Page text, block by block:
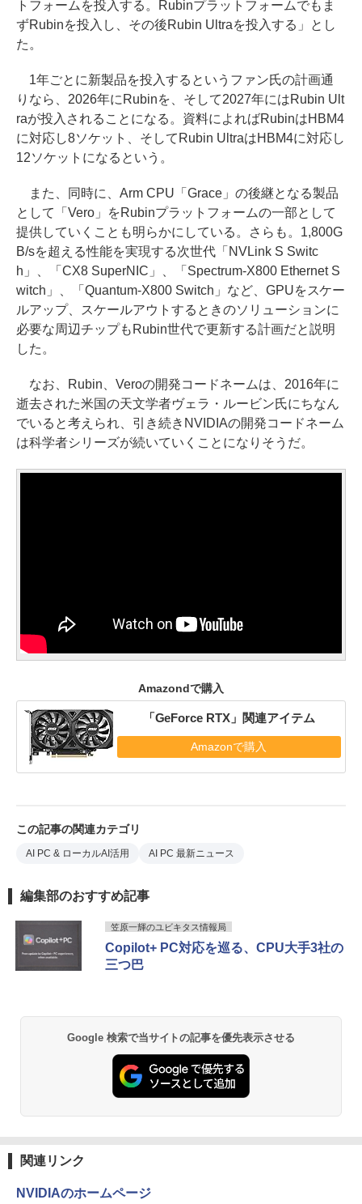
トフォームを投入する。Rubinプラットフォームでもま
ずRubinを投入し、その後Rubin Ultraを投入する」とし
た。
1年ごとに新製品を投入するというファン氏の計画通
りなら、2026年にRubinを、そして2027年にはRubin Ult
raが投入されることになる。資料によればRubinはHBM4
に対応し8ソケット、そしてRubin UltraはHBM4に対応し
12ソケットになるという。
また、同時に、Arm CPU「Grace」の後継となる製品
として「Vero」をRubinプラットフォームの一部として
提供していくことも明らかにしている。さらも。1,800G
B/sを超える性能を実現する次世代「NVLink S Switc
h」、「CX8 SuperNIC」、「Spectrum-X800 Ethernet S
witch」、「Quantum-X800 Switch」など、GPUをスケー
ルアップ、スケールアウトするときのソリューションに
必要な周辺チップもRubin世代で更新する計画だと説明
した。
なお、Rubin、Veroの開発コードネームは、2016年に
逝去された米国の天文学者ヴェラ・ルービン氏にちなん
でいると考えられ、引き続きNVIDIAの開発コードネーム
は科学者シリーズが続いていくことになりそうだ。
Amazondで購入
「GeForce RTX」関連アイテム
Amazonで購入
この記事の関連カテゴリ
AI PC & ローカルAI活用 AI PC 最新ニュース
編集部のおすすめ記事
笠原一輝のユビキタス情報局
Copilot+ PC対応を巡る、CPU大手3社の
三つ巴
Google 検索で当サイトの記事を優先表示させる
関連リンク
NVIDIAのホームページ